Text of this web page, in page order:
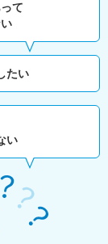
て
たい
い